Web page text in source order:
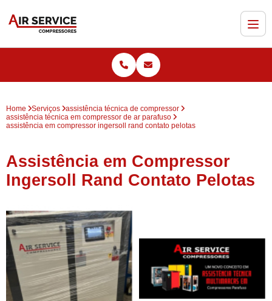
Home Serviços
assistência técnica de compressor
assistência técnica em compressor de ar parafuso
assistência em compressor ingersoll rand contato pelotas
Assistência em Compressor
Ingersoll Rand Contato Pelotas